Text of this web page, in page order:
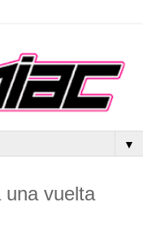
▼
vuelta